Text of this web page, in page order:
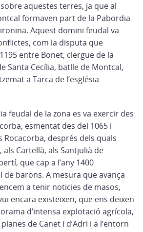
aquestes terres, ja que al
formaven part de la Pabordia
Aquest domini feudal va
com la disputa que
1195 entre Bonet, clergue de la
Santa Cecília, batlle de Montcal,
a Tarca de l’es­glésia
feudal de la zona es va exercir des
esmentat des del 1065 i
Rocacorba, després dels quals
als Cartellà, als Santjulià de
que cap a l’any 1400
barons. A mesura que avança
a tenir noticies de masos,
encara existeixen, que ens deixen
d’intensa explotació agrícola,
de Canet i d’Adri i a l’entorn